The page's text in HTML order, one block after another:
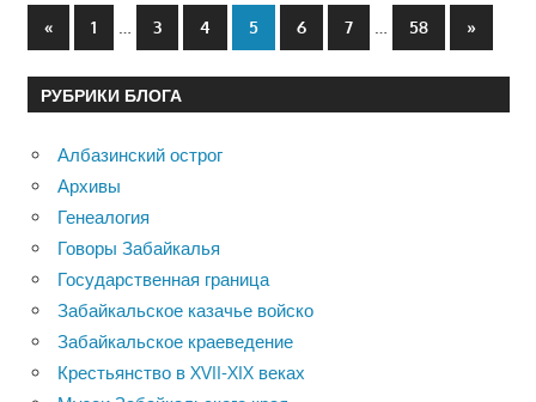
Пагинация
записей
«Предыдущие
записи
1 3 4 5 6 7 58
записи
»
РУБРИКИ БЛОГА
Албазинский острог
Архивы
Генеалогия
Говоры Забайкалья
Государственная граница
Забайкальское казачье войско
Забайкальское краеведение
Крестьянство в XVII-XIX веках